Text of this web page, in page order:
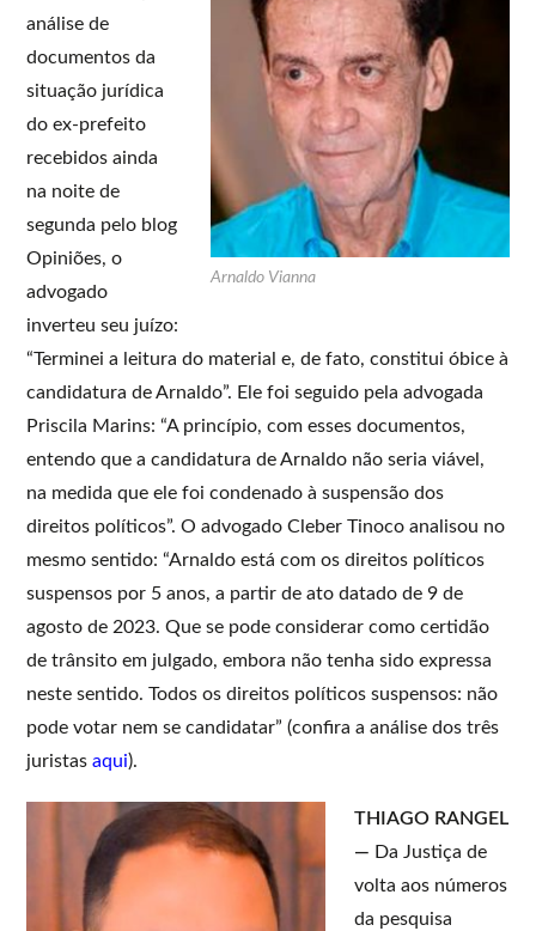
Arnaldo Vianna
análise de
documentos da
situação jurídica
do ex-prefeito
recebidos ainda
na noite de
segunda pelo blog
Opiniões, o
advogado
inverteu seu juízo:
“Terminei a leitura do material e, de fato, constitui óbice à
candidatura de Arnaldo”. Ele foi seguido pela advogada
Priscila Marins: “A princípio, com esses documentos,
entendo que a candidatura de Arnaldo não seria viável,
na medida que ele foi condenado à suspensão dos
direitos políticos”. O advogado Cleber Tinoco analisou no
mesmo sentido: “Arnaldo está com os direitos políticos
suspensos por 5 anos, a partir de ato datado de 9 de
agosto de 2023. Que se pode considerar como certidão
de trânsito em julgado, embora não tenha sido expressa
neste sentido. Todos os direitos políticos suspensos: não
pode votar nem se candidatar” (confira a análise dos três
juristasaqui).
THIAGO RANGEL
— Da Justiça de
volta aos números
da pesquisa